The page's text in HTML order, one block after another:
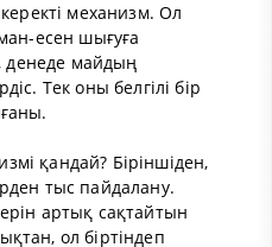
механизм. Ол
есен шығуға
денеде майдың
Тек оны белгілі бір
қандай? Біріншіден,
тыс пайдалану.
артық сақтайтын
ол біртіндеп